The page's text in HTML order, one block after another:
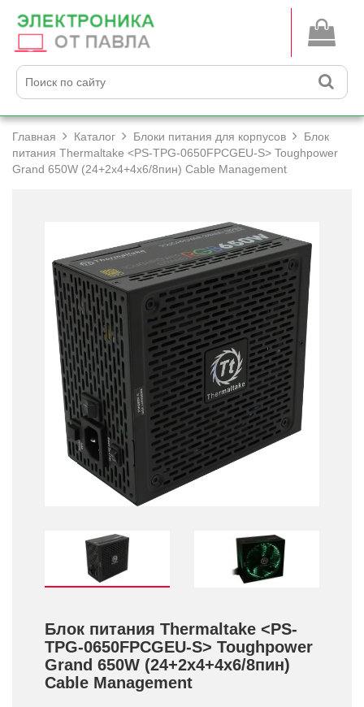
Главная Каталог Блоки питания для корпусов
Блок
питания Thermaltake <PS-TPG-0650FPCGEU-S> Toughpower
Grand 650W (24+­2x4+­4x6/­8пин) Cable Management
Блок питания Thermaltake <PS-
TPG-0650FPCGEU-S> Toughpower
Grand 650W (24+­2x4+­4x6/­8пин)
Cable Management